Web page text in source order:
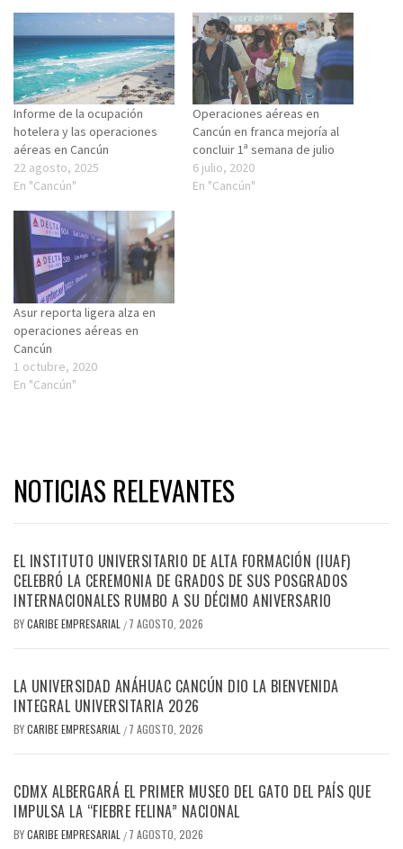
Informe de la ocupación
hotelera y las operaciones
aéreas en Cancún
22 agosto, 2025
En "Cancún"
Operaciones aéreas en
Cancún en franca mejoría al
concluir 1ª semana de julio
6 julio, 2020
En "Cancún"
Asur reporta ligera alza en
operaciones aéreas en
Cancún
1 octubre, 2020
En "Cancún"
NOTICIAS RELEVANTES
EL INSTITUTO UNIVERSITARIO DE ALTA FORMACIÓN (IUAF)
CELEBRÓ LA CEREMONIA DE GRADOS DE SUS POSGRADOS
INTERNACIONALES RUMBO A SU DÉCIMO ANIVERSARIO
BYCARIBE EMPRESARIAL / 7 AGOSTO, 2026
LA UNIVERSIDAD ANÁHUAC CANCÚN DIO LA BIENVENIDA
INTEGRAL UNIVERSITARIA 2026
BYCARIBE EMPRESARIAL / 7 AGOSTO, 2026
CDMX ALBERGARÁ EL PRIMER MUSEO DEL GATO DEL PAÍS QUE
IMPULSA LA “FIEBRE FELINA” NACIONAL
BYCARIBE EMPRESARIAL / 7 AGOSTO, 2026